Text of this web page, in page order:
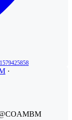
·
@COAMBM